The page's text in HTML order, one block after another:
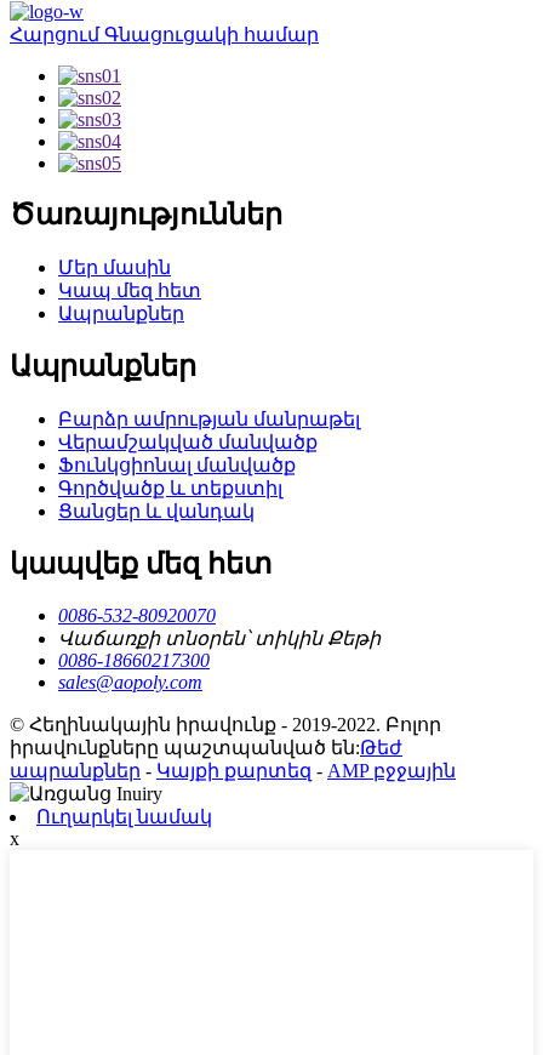
Հարցում Գնացուցակի համար
Ծառայություններ
Մեր մասին
Կապ մեզ հետ
Ապրանքներ
Ապրանքներ
Բարձր ամրության մանրաթել
Վերամշակված մանվածք
Ֆունկցիոնալ մանվածք
Գործվածք և տեքստիլ
Ցանցեր և վանդակ
կապվեք մեզ հետ
0086-532-80920070
Վաճառքի տնօրեն՝ տիկին Քեթի
0086-18660217300
sales@aopoly.com
© Հեղինակային իրավունք - 2019-2022. Բոլոր
իրավունքները պաշտպանված են:Թեժ
ապրանքներ - Կայքի քարտեզ - AMP բջջային
Ուղարկել նամակ
x